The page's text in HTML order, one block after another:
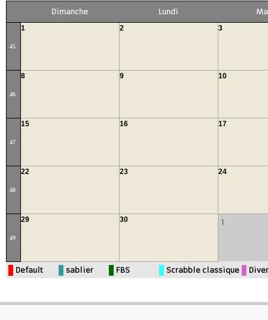
Dimanche Lundi
45
1 2 3
46
8 9 10
47
15 16 17
48
22 23 24
49
29 30 1
Default sablier FBS Scrabble classique